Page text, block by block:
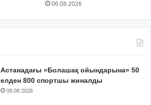
06.08.2026
Астанадағы «Болашақ ойындарына» 50
елден 800 спортшы жиналды
08.08.2026